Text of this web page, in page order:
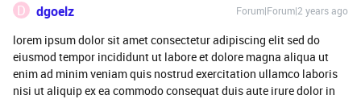
D dgoelz Forum|Forum|2 years ago
lorem ipsum dolor sit amet consectetur adipiscing elit sed do
eiusmod tempor incididunt ut labore et dolore magna aliqua ut
enim ad minim veniam quis nostrud exercitation ullamco laboris
nisi ut aliquip ex ea commodo consequat duis aute irure dolor in